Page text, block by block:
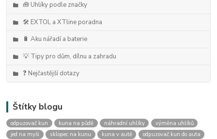
🧰 Uhlíky podle značky
🛠️ EXTOL a XTline poradna
🔋 Aku nářadí a baterie
💡 Tipy pro dům, dílnu a zahradu
❓ Nejčastější dotazy
Štítky blogu
odpuzovač kun kuna na půdě náhradní uhlíky
výměna uhlíků
jed na myši
sklopec na kunu kuna v autě
odpuzovač kun do auta